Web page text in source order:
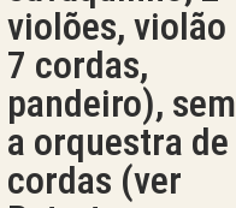
violões, violão
7 cordas,
pandeiro), sem
a orquestra de
cordas (ver